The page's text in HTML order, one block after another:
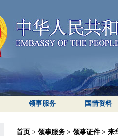
领事服务 国情资料
首页 > 领事服务 > 领事证件> 来